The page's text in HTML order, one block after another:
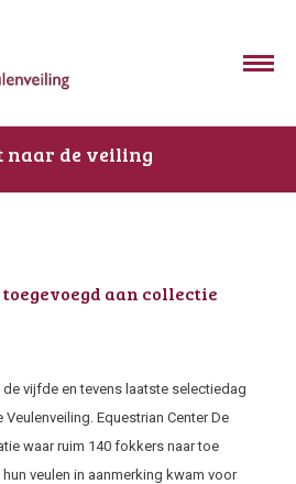
naar de veiling
aan collectie
vijfde en tevens laatste selectiedag
Equestrian Center De
waar ruim 140 fokkers naar toe
veulen in aanmerking kwam voor